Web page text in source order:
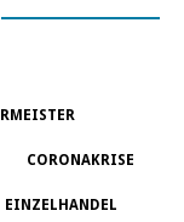
CORONAKRISE
EINZELHANDEL